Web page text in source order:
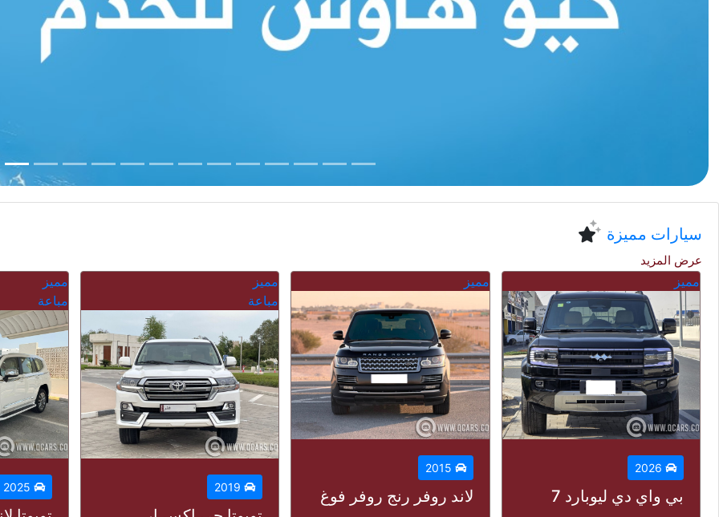
سيارات مميزة
عرض المزيد
مميز
2015
لاند روفر رنج روفر فوغ
مميز
مميز
مباعة
2025
مميز
لاند